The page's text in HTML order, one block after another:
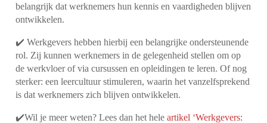
belangrijk dat werknemers hun kennis en vaardigheden blijven
ontwikkelen.
✔️ Werkgevers hebben hierbij een belangrijke ondersteunende
rol. Zij kunnen werknemers in de gelegenheid stellen om op
de werkvloer of via cursussen en opleidingen te leren. Of nog
sterker: een leercultuur stimuleren, waarin het vanzelfsprekend
is dat werknemers zich blijven ontwikkelen.
✔️Wil je meer weten? Lees dan het heleartikel ‘Werkgevers: